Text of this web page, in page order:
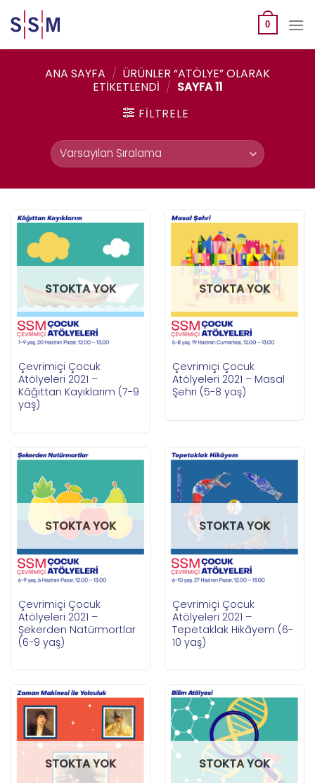
to
content
0
ANA SAYFA / ÜRÜNLER “ATÖLYE” OLARAK
ETIKETLENDI / SAYFA 11
FILTRELE
STOKTA YOK
Çevrimiçi Çocuk
Atölyeleri 2021 –
Kâğıttan Kayıklarım (7-9
yaş)
STOKTA YOK
Çevrimiçi Çocuk
Atölyeleri 2021 – Masal
Şehri (5-8 yaş)
STOKTA YOK
Çevrimiçi Çocuk
Atölyeleri 2021 –
Şekerden Natürmortlar
(6-9 yaş)
STOKTA YOK
Çevrimiçi Çocuk
Atölyeleri 2021 –
Tepetaklak Hikâyem (6-
10 yaş)
STOKTA YOK STOKTA YOK